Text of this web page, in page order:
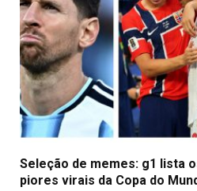
Seleção de memes: g1 lista
piores virais da Copa do